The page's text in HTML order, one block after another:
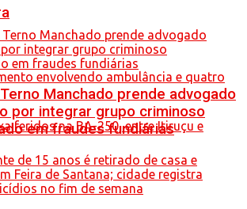
Manchado prende advogado
por integrar grupo criminoso
em fraudes fundiárias